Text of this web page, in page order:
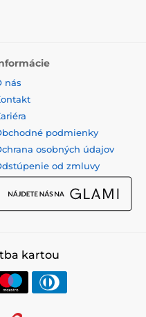
nás
podmienky
osobných údajov
od zmluvy
kartou